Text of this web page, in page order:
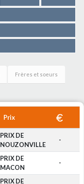
Frères et soeurs
Prix
PRIX DE
NOUZONVILLE
-
PRIX DE
MACON
-
PRIX DE